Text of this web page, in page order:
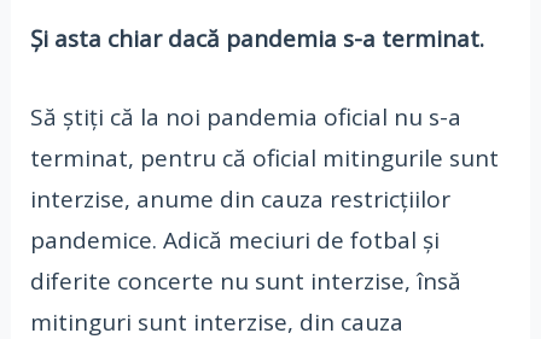
Și asta chiar dacă pandemia s-a terminat.
Să știți că la noi pandemia oficial nu s-a
terminat, pentru că oficial mitingurile sunt
interzise, anume din cauza restricțiilor
pandemice. Adică meciuri de fotbal și
diferite concerte nu sunt interzise, însă
mitinguri sunt interzise, din cauza